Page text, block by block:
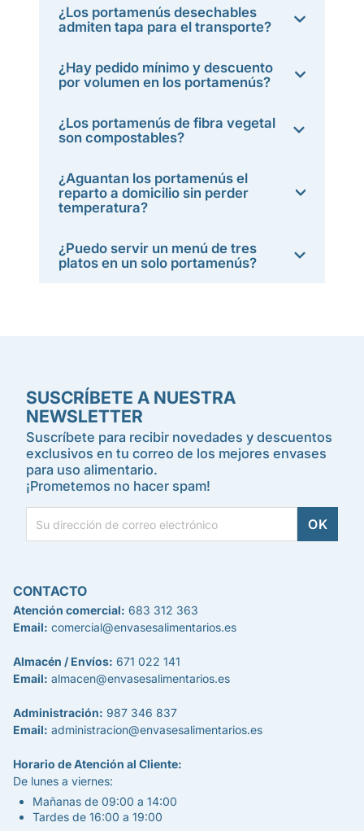
¿Los portamenús desechables
admiten tapa para el transporte?
¿Hay pedido mínimo y descuento
por volumen en los portamenús?
¿Los portamenús de fibra vegetal
son compostables?
¿Aguantan los portamenús el
reparto a domicilio sin perder
temperatura?
¿Puedo servir un menú de tres
platos en un solo portamenús?
SUSCRÍBETE A NUESTRA
NEWSLETTER
Suscríbete para recibir novedades y descuentos
exclusivos en tu correo de los mejores envases
para uso alimentario.
¡Prometemos no hacer spam!
CONTACTO
Atención comercial: 683 312 363
Email: comercial@envasesalimentarios.es
Almacén / Envíos: 671 022 141
Email: almacen@envasesalimentarios.es
Administración: 987 346 837
Email: administracion@envasesalimentarios.es
Horario de Atención al Cliente:
De lunes a viernes:
Mañanas de 09:00 a 14:00
Tardes de 16:00 a 19:00